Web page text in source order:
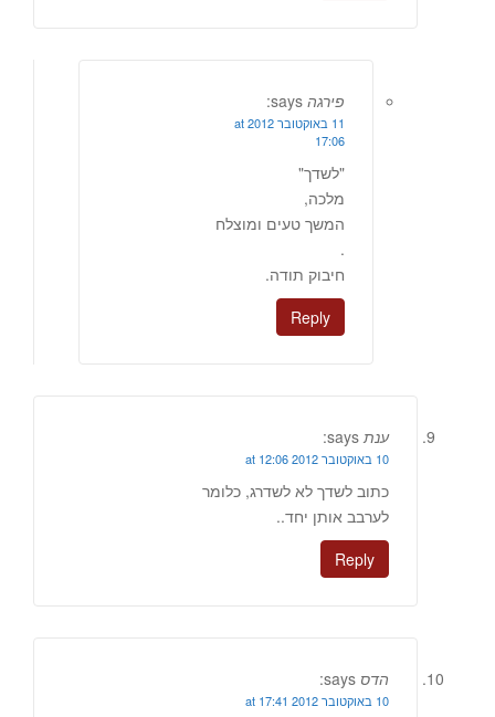
פירגה says:
11 באוקטובר 2012 at
17:06
"לשדך"
מלכה,
המשך טעים ומוצלח
.
חיבוק תודה.
Reply
ענת says:
10 באוקטובר 2012 at 12:06
כתוב לשדך לא לשדרג, כלומר
לערבב אותן יחד..
Reply
הדס says:
10 באוקטובר 2012 at 17:41